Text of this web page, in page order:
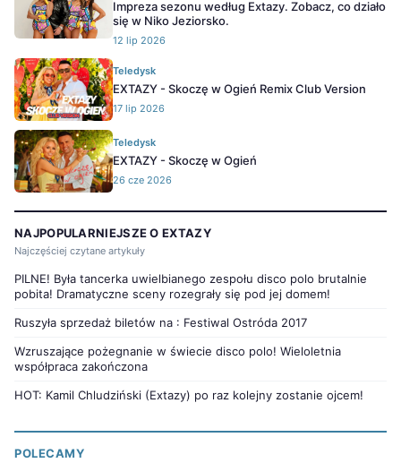
Impreza sezonu według Extazy. Zobacz, co działo
się w Niko Jeziorsko.
12 lip 2026
Teledysk
EXTAZY - Skoczę w Ogień Remix Club Version
17 lip 2026
Teledysk
EXTAZY - Skoczę w Ogień
26 cze 2026
NAJPOPULARNIEJSZE O EXTAZY
Najczęściej czytane artykuły
PILNE! Była tancerka uwielbianego zespołu disco polo brutalnie
pobita! Dramatyczne sceny rozegrały się pod jej domem!
Ruszyła sprzedaż biletów na : Festiwal Ostróda 2017
Wzruszające pożegnanie w świecie disco polo! Wieloletnia
współpraca zakończona
HOT: Kamil Chludziński (Extazy) po raz kolejny zostanie ojcem!
POLECAMY